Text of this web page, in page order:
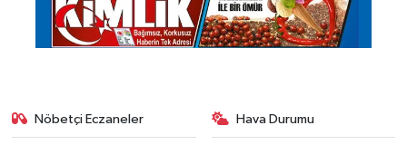
Nöbetçi Eczaneler Hava Durumu